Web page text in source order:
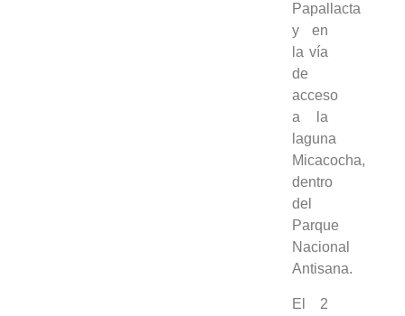
Papallacta
y en
la vía
de
acceso
a la
laguna
Micacocha,
dentro
del
Parque
Nacional
Antisana.
El 2